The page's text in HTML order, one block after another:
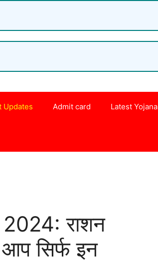
Updates Admit card Latest Yojana
राशन
आप सिर्फ इन